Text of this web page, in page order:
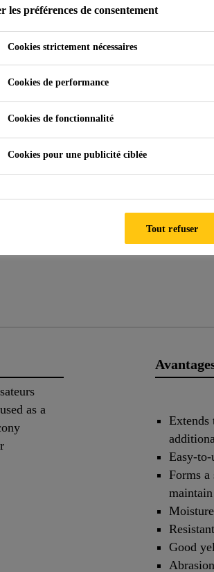
transparent, aliphatique, à faible
additional protection
clean and maintain
as a
Extends
Easy-
Forms a
maintain
Good
les préférences de consentement
Cookies strictement nécessaires
Cookies de performance
Cookies de fonctionnalité
Cookies pour une publicité ciblée
Tout refuser